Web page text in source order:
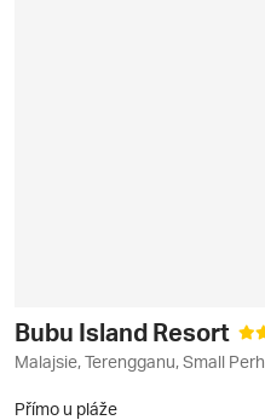
Bubu Island Resort
Malajsie, Terengganu, Small
Přímo u pláže